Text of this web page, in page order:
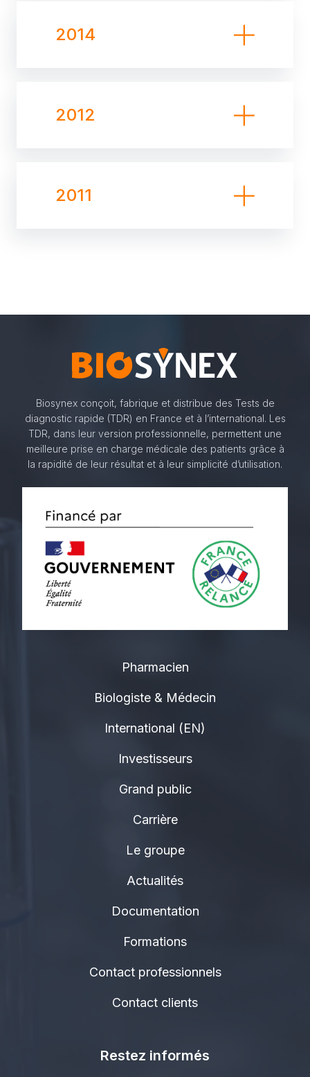
2014
2012
2011
Biosynex conçoit, fabrique et distribue des Tests de
diagnostic rapide (TDR) en France et à l’international. Les
TDR, dans leur version professionnelle, permettent une
meilleure prise en charge médicale des patients grâce à
la rapidité de leur résultat et à leur simplicité d’utilisation.
Pharmacien
Biologiste & Médecin
International (EN)
Investisseurs
Grand public
Carrière
Le groupe
Actualités
Documentation
Formations
Contact professionnels
Contact clients
Restez informés